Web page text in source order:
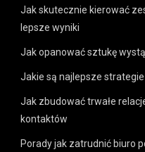
Jak skutecznie kierować
lepsze wyniki
Jak opanować sztukę
Jakie są najlepsze
Jak zbudować trwałe
kontaktów
Porady jak zatrudnić biuro